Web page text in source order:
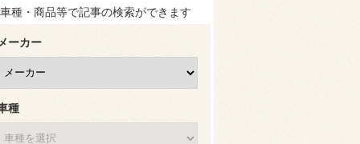
種・商品等で記事の検索ができます
ーカー
種